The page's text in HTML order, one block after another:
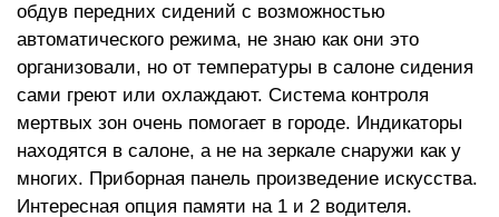
обдув передних сидений с возможностью
автоматического режима, не знаю как они это
организовали, но от температуры в салоне сидения
сами греют или охлаждают. Система контроля
мертвых зон очень помогает в городе. Индикаторы
находятся в салоне, а не на зеркале снаружи как у
многих. Приборная панель произведение искусства.
Интересная опция памяти на 1 и 2 водителя.